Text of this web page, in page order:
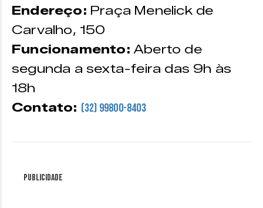
Endereço: Praça Menelick de
Carvalho, 150
Funcionamento:Aberto de
segunda a sexta-feira das 9h às
18h
Contato: (32) 99800-8403
Publicidade